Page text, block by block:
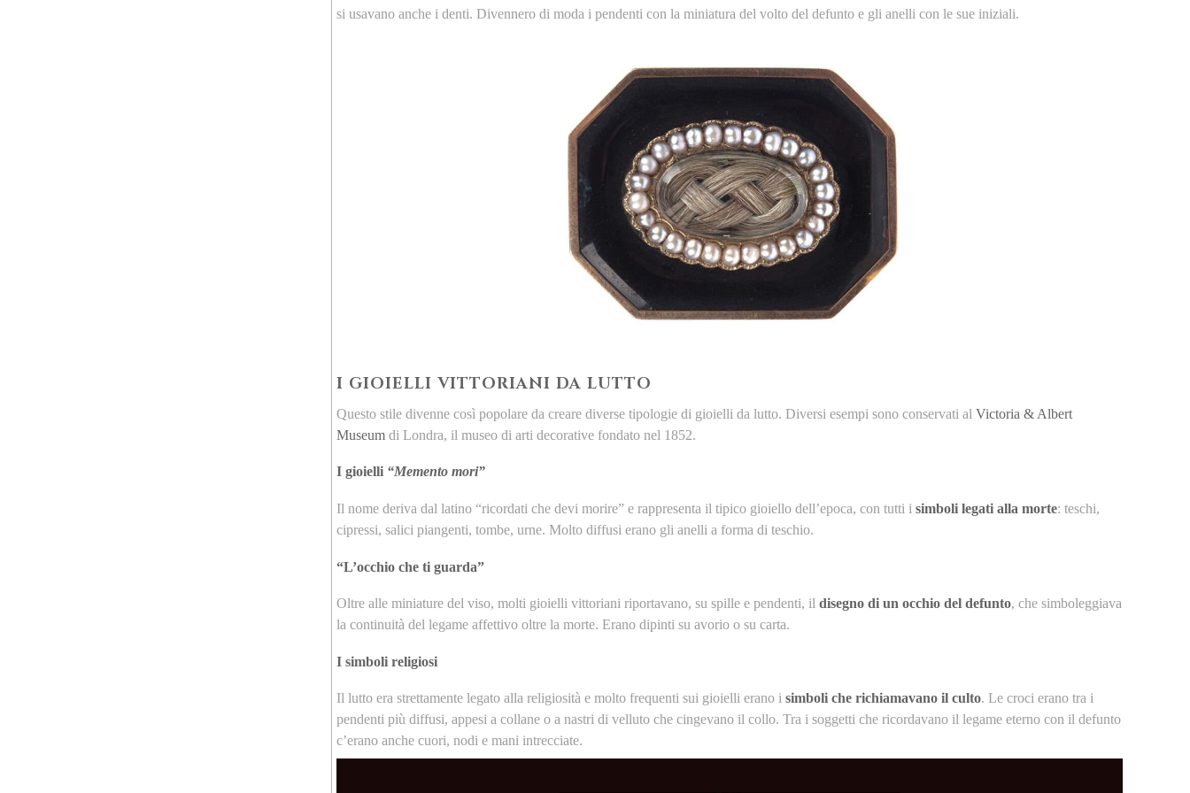
si usavano anche i denti. Divennero di moda i pendenti con la miniatura del volto del defunto e gli anelli con le sue iniziali.
I GIOIELLI VITTORIANI DA LUTTO
Questo stile divenne così popolare da creare diverse tipologie di gioielli da lutto. Diversi esempi sono conservati al Victoria & Albert
Museum di Londra, il museo di arti decorative fondato nel 1852.
I gioielli “Memento mori”
Il nome deriva dal latino “ricordati che devi morire” e rappresenta il tipico gioiello dell’epoca, con tutti i simboli legati alla morte: teschi,
cipressi, salici piangenti, tombe, urne. Molto diffusi erano gli anelli a forma di teschio.
“L’occhio che ti guarda”
Oltre alle miniature del viso, molti gioielli vittoriani riportavano, su spille e pendenti, il disegno di un occhio del defunto, che simboleggiava
la continuità del legame affettivo oltre la morte. Erano dipinti su avorio o su carta.
I simboli religiosi
Il lutto era strettamente legato alla religiosità e molto frequenti sui gioielli erano i simboli che richiamavano il culto. Le croci erano tra i
pendenti più diffusi, appesi a collane o a nastri di velluto che cingevano il collo. Tra i soggetti che ricordavano il legame eterno con il defunto
c’erano anche cuori, nodi e mani intrecciate.